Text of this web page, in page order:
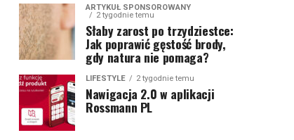
ARTYKUŁ SPONSOROWANY
2 tygodnie temu
Słaby zarost po trzydziestce:
Jak poprawić gęstość brody,
gdy natura nie pomaga?
LIFESTYLE 2 tygodnie temu
Nawigacja 2.0 w aplikacji
Rossmann PL